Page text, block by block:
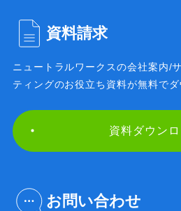
資料請求
ニュートラルワークスの会社案内/
ティングのお役立ち資料が無料で
資料ダウン
お問い合わせ